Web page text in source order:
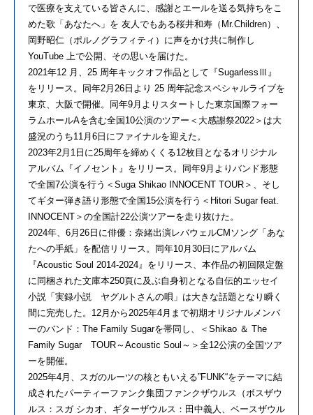
で医療を支えている皆さんに、感謝とエールを送る気持ちをこ
めた歌「あなたへ」を 友人でもある桜井和寿（Mr.Children）、
岡野昭仁（ポルノグラフィティ）に声をかけ共に制作し
YouTube 上で公開、その思いを届けた。
2021年12 月、25 周年キックオフ作品として『SugarlessⅢ』
をリリース。同年2月26日より 25 周年記念スペシャルライブを
東京、大阪で開催。同年9月よりスタートした東京国際フォー
ラムホールAを含む全国10公演のツアー＜大感謝祭2022＞は大
盛況のうち11月6日にファイナルを迎えた。
2023年2月1日に25周年を締めくくる12枚目となるオリジナル
アルバム『イノセント』をリリース。同年9月よりバンド形態
で全国7公演を行う＜Suga Shikao INNOCENT TOUR＞、そし
てギター弾き語り形態で全国15公演を行う＜Hitori Sugar feat.
INNOCENT＞の全国計22公演ツアーを走り抜けた。
2024年、6月26日に俳優：奈緒出演レバウェルCMソング「あな
たへの手紙」を配信リリース。同年10月30日にアルバム
『Acoustic Soul 2014-2024』をリリース、本作品の初回限定盤
に同梱された文庫本250頁に及ぶ自身初となる自伝的エッセイ
小説「実録小説 ヤグルトさんの唄」は大きな話題となり瞬く
間に完売した。12月から2025年4月まで初期オリジナルメンバ
ーのバンド：The Family Sugarを帯同し、＜Shikao ＆ The
Family Sugar TOUR～Acoustic Soul～＞全12公演の全国ツア
ーを開催。
2025年4月、スガのルーツの核ともいえる”FUNK“をテーマに結
成されたパーティーファンク集団ファンクザウルス（ボスザウ
ルス：スガ シカオ、ギターザウルス：田中義人、ベースザウル